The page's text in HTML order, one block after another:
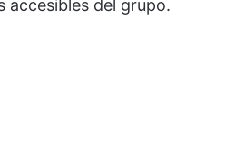
accesibles del grupo.